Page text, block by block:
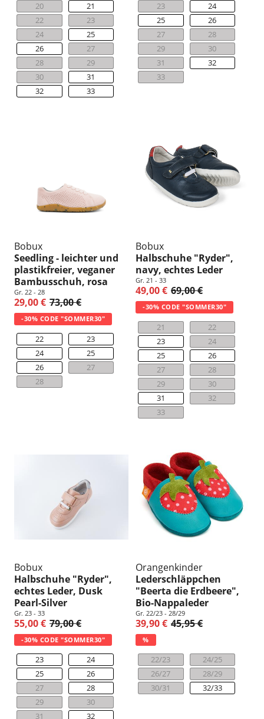
20
21
22
23
24
25
26
27
28
29
30
31
32
33
23
24
25
26
27
28
29
30
31
32
33
Bobux
Seedling - leichter und
plastikfreier, veganer
Bambusschuh, rosa
Gr. 22 - 28
29,00 € 73,00 €
-30% CODE "SOMMER30"
22
23
24
25
26
27
28
Bobux
Halbschuhe "Ryder",
navy, echtes Leder
Gr. 21 - 33
49,00 € 69,00 €
-30% CODE "SOMMER30"
21
22
23
24
25
26
27
28
29
30
31
32
33
Bobux
Halbschuhe "Ryder",
echtes Leder, Dusk
Pearl-Silver
Gr. 23 - 33
55,00 € 79,00 €
-30% CODE "SOMMER30"
23
24
25
26
27
28
29
30
31
32
Orangenkinder
Lederschläppchen
"Beerta die Erdbeere",
Bio-Nappaleder
Gr. 22/23 - 28/29
39,90 € 45,95 €
%
22/23
24/25
26/27
28/29
30/31
32/33